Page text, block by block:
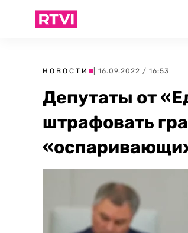
НОВОСТИ | 16.09.2022 / 16:53
Депутаты от
штрафовать